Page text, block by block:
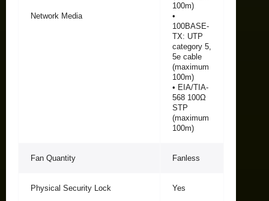
Network Media
100m)
•
100BASE-
TX: UTP
category 5,
5e cable
(maximum
100m)
• EIA/TIA-
568 100Ω
STP
(maximum
100m)
Fan Quantity Fanless
Physical Security Lock Yes